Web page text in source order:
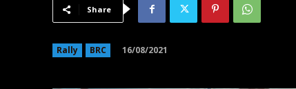
Share
Rally BRC 16/08/2021